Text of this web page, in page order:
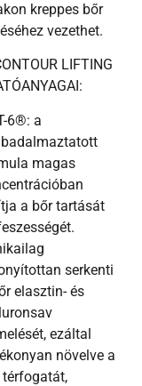
kreppes bőr
vezethet.
LIFTING
6®: a
magas
a bőr tartását
serkenti
elasztin- és
ezáltal
növelve a
térfogatát,